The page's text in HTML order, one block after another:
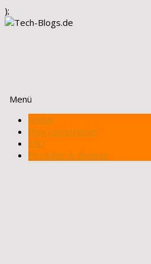
);
Menü
Zum
Inhalt
springen
Artikel
Blog registrieren
FAQ
Produkte & Review